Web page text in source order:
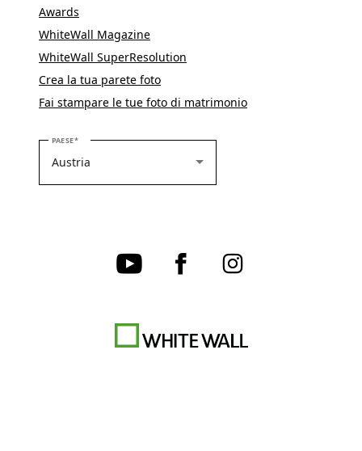
Awards
WhiteWall Magazine
WhiteWall SuperResolution
Crea la tua parete foto
Fai stampare le tue foto di matrimonio
PAESESELEZIONARE IL PROPRIO PAESE